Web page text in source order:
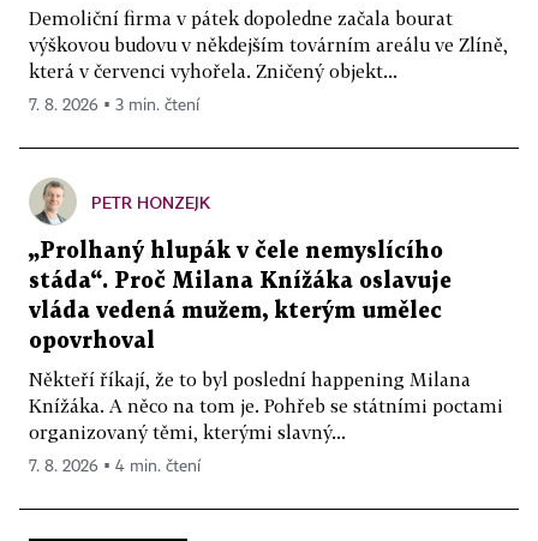
Demoliční firma v pátek dopoledne začala bourat
výškovou budovu v někdejším továrním areálu ve Zlíně,
která v červenci vyhořela. Zničený objekt...
7. 8. 2026 ▪ 3 min. čtení
PETR HONZEJK
„Prolhaný hlupák v čele nemyslícího
stáda“. Proč Milana Knížáka oslavuje
vláda vedená mužem, kterým umělec
opovrhoval
Někteří říkají, že to byl poslední happening Milana
Knížáka. A něco na tom je. Pohřeb se státními poctami
organizovaný těmi, kterými slavný...
7. 8. 2026 ▪ 4 min. čtení